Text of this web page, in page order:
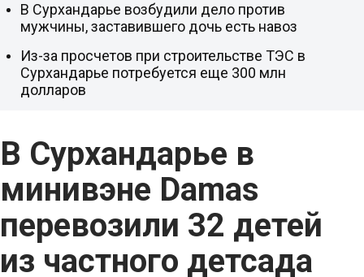
В Сурхандарье в
минивэне Damas
перевозили 32 детей
из частного детсада
В Сурхандарье возбудили дело против
мужчины, заставившего дочь есть навоз
Из-за просчетов при строительстве ТЭС в
Сурхандарье потребуется еще 300 млн
долларов